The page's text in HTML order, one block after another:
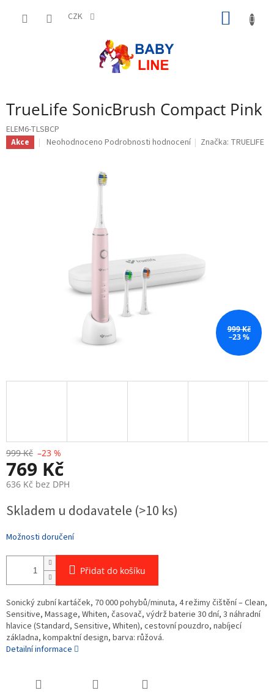
CZK
TrueLife SonicBrush Compact Pink
ELEM6-TLSBCP
Akce
Průměrné
Neohodnoceno Podrobnosti hodnocení Značka: TRUELIFE
999 Kč
–23 %
999 Kč –23 %
769 Kč
636 Kč bez DPH
cena:
Skladem u dodavatele (>10 ks)
Možnosti doručení
Přidat do košíku
Sonický zubní kartáček, 70 000 pohybů/minuta, 4 režimy čištění – Clean,
Sensitive, Massage, Whiten, časovač, výdrž baterie 30 dní, 3 náhradní
hlavice (Standard, Sensitive, Whiten), cestovní pouzdro, nabíjecí
základna, kompaktní design, barva: růžová.
Detailní informace